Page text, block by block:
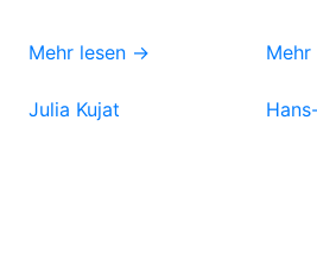
Mehr lesen →
Julia Kujat